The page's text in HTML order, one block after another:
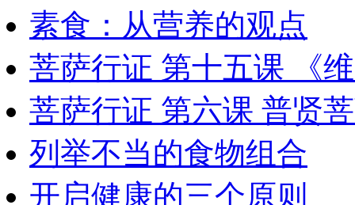
素食：从营养的观点
菩萨行证 第十五课 《
菩萨行证 第六课 普贤
列举不当的食物组合
开启健康的三个原则